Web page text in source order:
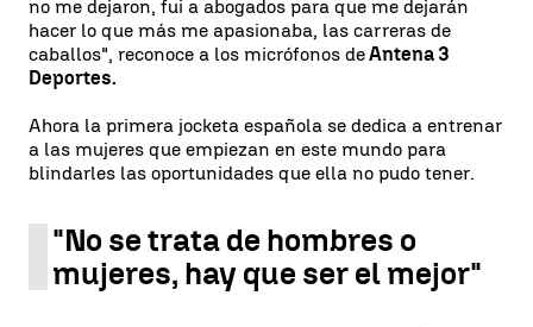
no me dejaron, fui a abogados para que me dejarán
hacer lo que más me apasionaba, las carreras de
caballos", reconoce a los micrófonos deAntena 3
Deportes.
Ahora la primera jocketa española se dedica a entrenar
a las mujeres que empiezan en este mundo para
blindarles las oportunidades que ella no pudo tener.
"No se trata de hombres o
mujeres, hay que ser el mejor"